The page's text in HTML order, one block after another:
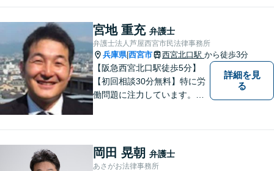
女問題／建築問題など、貴方
にとって最善の解決に向けて
尽力します。【当日／夜間対
応可】
宮地 重充 弁護士
弁護士法人芦屋西宮市民法律事務所
兵庫県|西宮市 西宮北口駅 から徒歩3分
【阪急西宮北口駅徒歩5分】
【初回相談30分無料】特に労
働問題に注力しています。残
民事事件，家事事件，刑事事
件も幅広く取り扱っておりま
詳細を見
る
岡田 晃朝 弁護士
あさがお法律事務所